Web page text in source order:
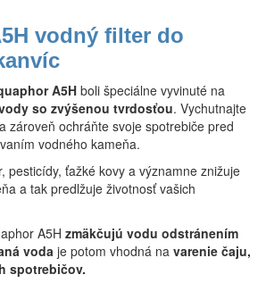
vodný filter do
A5H boli špeciálne vyvinuté na
so zvýšenou tvrdosťou. Vychutnajte
zároveň ochráňte svoje spotrebiče pred
vodného kameňa.
pesticídy, ťažké kovy a významne znižuje
a tak predlžuje životnosť vašich
A5H zmäkčujú vodu odstránením
voda je potom vhodná na varenie čaju,
spotrebičov.